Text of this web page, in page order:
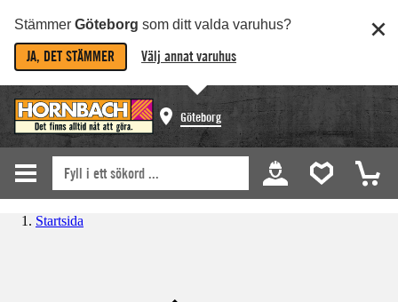
Stämmer Göteborg som ditt valda varuhus?
JA, DET STÄMMER Välj annat varuhus
Göteborg
Startsida